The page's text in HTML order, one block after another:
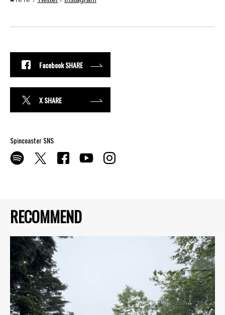
RECOMMEND
Facebook SHARE
X SHARE
Spincoaster SNS